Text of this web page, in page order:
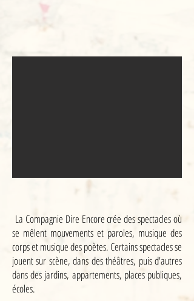
La Compagnie Dire Encore crée des spectacles où
se mêlent mouvements et paroles, musique des
corps et musique des poètes. Certains spectacles se
jouent sur scène, dans des théâtres, puis d'autres
dans des jardins, appartements, places publiques,
écoles.